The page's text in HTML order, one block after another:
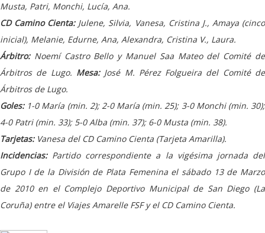
Musta, Patri, Monchi, Lucía, Ana.
CD Camino Cienta:Julene, Silvia, Vanesa, Cristina J., Amaya (cinco
inicial), Melanie, Edurne, Ana, Alexandra, Cristina V., Laura.
Árbitro:Noemí Castro Bello y Manuel Saa Mateo del Comité de
Árbitros de Lugo. Mesa:José M. Pérez Folgueira del Comité de
Árbitros de Lugo.
Goles: 1-0 María (min. 2); 2-0 María (min. 25); 3-0 Monchi (min. 30);
4-0 Patri (min. 33); 5-0 Alba (min. 37); 6-0 Musta (min. 38).
Tarjetas:Vanesa del CD Camino Cienta (Tarjeta Amarilla).
Incidencias:Partido correspondiente a la vigésima jornada del
Grupo I de la División de Plata Femenina el sábado 13 de Marzo
de 2010 en el Complejo Deportivo Municipal de San Diego (La
Coruña) entre el Viajes Amarelle FSF y el CD Camino Cienta.